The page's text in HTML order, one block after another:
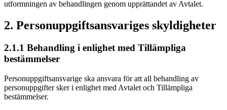
utformningen av behandlingen genom upprättandet av Avtalet.
2. Personuppgiftsansvariges skyldigheter
2.1.1 Behandling i enlighet med Tillämpliga
bestämmelser
Personuppgiftsansvarige ska ansvara för att all behandling av
personuppgifter sker i enlighet med Avtalet och Tillämpliga
bestämmelser.